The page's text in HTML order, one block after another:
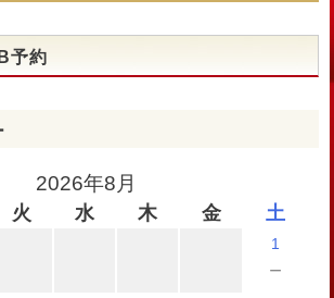
予約
2026年8月
火 水 木 金 土
1
－